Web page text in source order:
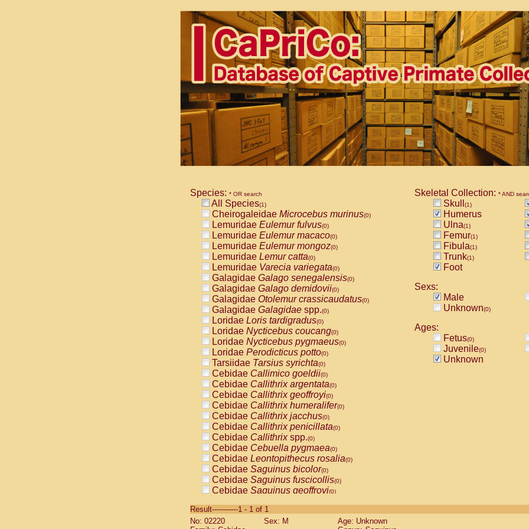
Species: * OR search
All Species(1)
Cheirogaleidae Microcebus murinus(0)
Lemuridae Eulemur fulvus(0)
Lemuridae Eulemur macaco(0)
Lemuridae Eulemur mongoz(0)
Lemuridae Lemur catta(0)
Lemuridae Varecia variegata(0)
Galagidae Galago senegalensis(0)
Galagidae Galago demidovii(0)
Galagidae Otolemur crassicaudatus(0)
Galagidae Galagidae spp.(0)
Loridae Loris tardigradus(0)
Loridae Nycticebus coucang(0)
Loridae Nycticebus pygmaeus(0)
Loridae Perodicticus potto(0)
Tarsiidae Tarsius syrichta(0)
Cebidae Callimico goeldii(0)
Cebidae Callithrix argentata(0)
Cebidae Callithrix geoffroyi(0)
Cebidae Callithrix humeralifer(0)
Cebidae Callithrix jacchus(0)
Cebidae Callithrix penicillata(0)
Cebidae Callithrixspp.(0)
Cebidae Cebuella pygmaea(0)
Cebidae Leontopithecus rosalia(0)
Cebidae Saguinus bicolor(0)
Cebidae Saguinus fuscicollis(0)
Cebidae Saguinus geoffroyi(0)
CebidaeSaguinus labiatus(0)
Cebidae Saguinus leucopus (0)
Skeletal Collection: * AND
Skull (1)
Humerus
Ulna(1)
Femur(1)
Fibula(1)
Trunk(1)
Foot
Sexs:
Male
Unknown(0)
Ages:
Fetus(0)
Juvenile(0)
Unknown
Result-----------1 - 1 of 1
No: 02220
Sex: M
Age: Unknown